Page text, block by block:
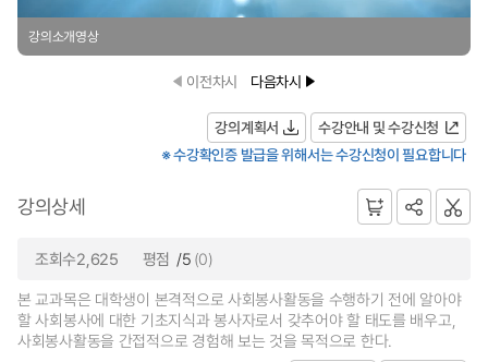
강의소개영상
이전차시 다음차시
강의계획서
수강안내 및 수강신청
※ 수강확인증 발급을 위해서는 수강신청이 필요합니다
강의상세
조회수2,625 평점 /5 (0)
본 교과목은 대학생이 본격적으로 사회봉사활동을 수행하기 전에 알아야
할 사회봉사에 대한 기초지식과 봉사자로서 갖추어야 할 태도를 배우고,
사회봉사활동을 간접적으로 경험해 보는 것을 목적으로 한다.